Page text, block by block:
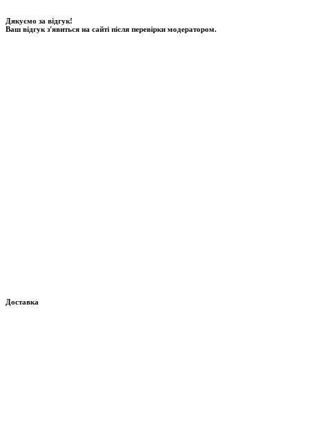
Дякуємо за відгук!
Ваш відгук з'явиться на сайті після перевірки модератором.
Доставка